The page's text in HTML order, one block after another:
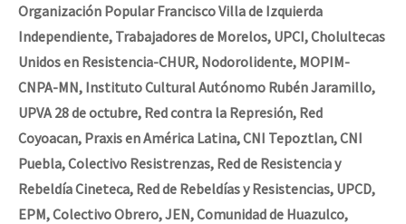
Organización Popular Francisco Villa de Izquierda
Independiente, Trabajadores de Morelos, UPCI, Cholultecas
Unidos en Resistencia-CHUR, Nodorolidente, MOPIM-
CNPA-MN, Instituto Cultural Autónomo Rubén Jaramillo,
UPVA 28 de octubre, Red contra la Represión, Red
Coyoacan, Praxis en América Latina, CNI Tepoztlan, CNI
Puebla, Colectivo Resistrenzas, Red de Resistencia y
Rebeldía Cineteca, Red de Rebeldías y Resistencias, UPCD,
EPM, Colectivo Obrero, JEN, Comunidad de Huazulco,